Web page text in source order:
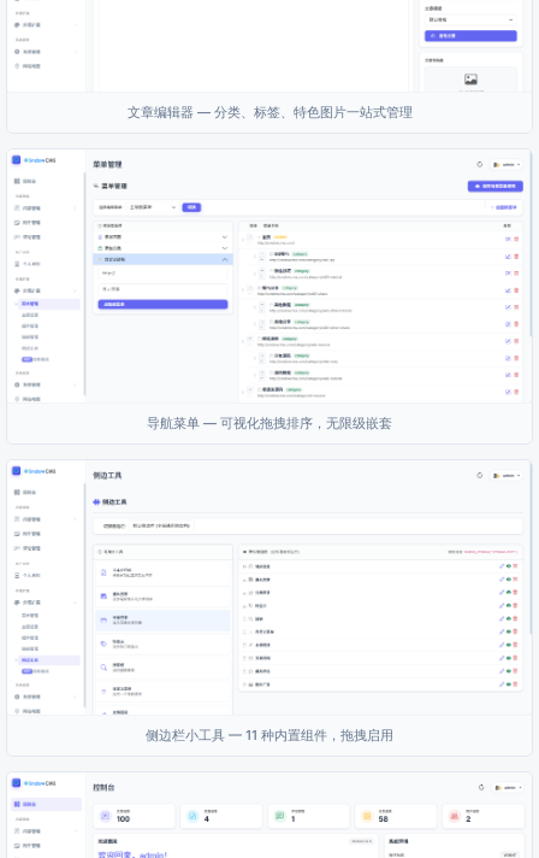
文章编辑器 — 分类、标签、特色图片一站式管理
导航菜单 — 可视化拖拽排序，无限级嵌套
侧边栏小工具 — 11 种内置组件，拖拽启用